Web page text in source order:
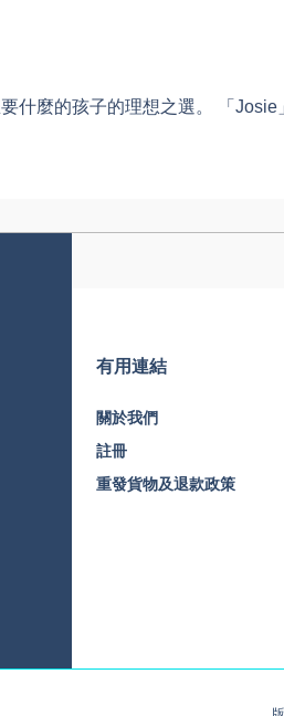
什麼的孩子的理想之選。 「Josie
有用連結
關於我們
註冊
重發貨物及退款政策